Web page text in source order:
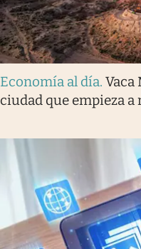
Economía al día. Vaca
ciudad que empieza a